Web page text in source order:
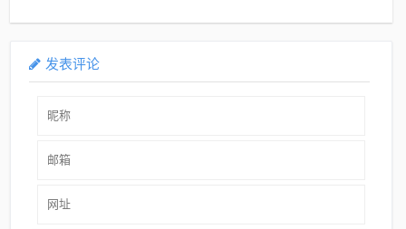
发表评论